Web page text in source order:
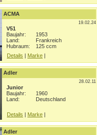
ACMA
19.02.24
V51
Baujahr:
1953
Land:
Frankreich
Hubraum:
125 ccm
Details | Marke |
Adler
28.02.11
Junior
Baujahr:
1960
Land:
Deutschland
Details | Marke |
Adler